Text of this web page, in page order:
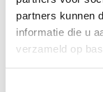
partners kunnen
informatie die u
verzameld op